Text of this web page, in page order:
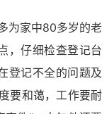
为家中80多岁的老
，仔细检查登记台
登记不全的问题及
要和蔼，工作要耐